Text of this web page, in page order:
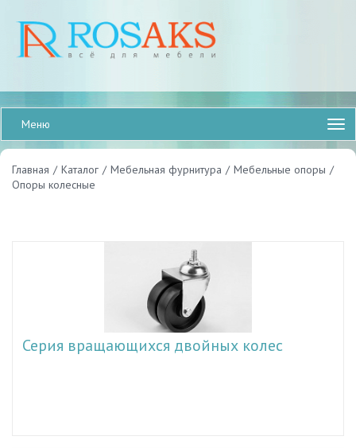
Меню
Главная / Каталог / Мебельная фурнитура / Мебельные опоры /
Опоры колесные
Серия вращающихся двойных колес